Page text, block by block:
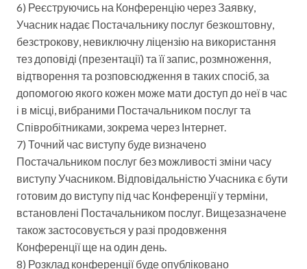
6) Реєструючись на Конференцію через Заявку,
Учасник надає Постачальнику послуг безкоштовну,
безстрокову, невиключну ліцензію на використання
тез доповіді (презентації) та її запис, розмноження,
відтворення та розповсюдження в таких спосіб, за
допомогою якого кожен може мати доступ до неї в час
і в місці, вибраними Постачальником послуг та
Співробітниками, зокрема через Інтернет.
7) Точний час виступу буде визначено
Постачальником послуг без можливості зміни часу
виступу Учасником. Відповідальністю Учасника є бути
готовим до виступу під час Конференції у терміни,
встановлені Постачальником послуг. Вищезазначене
також застосовується у разі продовження
Конференції ще на один день.
8) Розклад конференції буде опубліковано